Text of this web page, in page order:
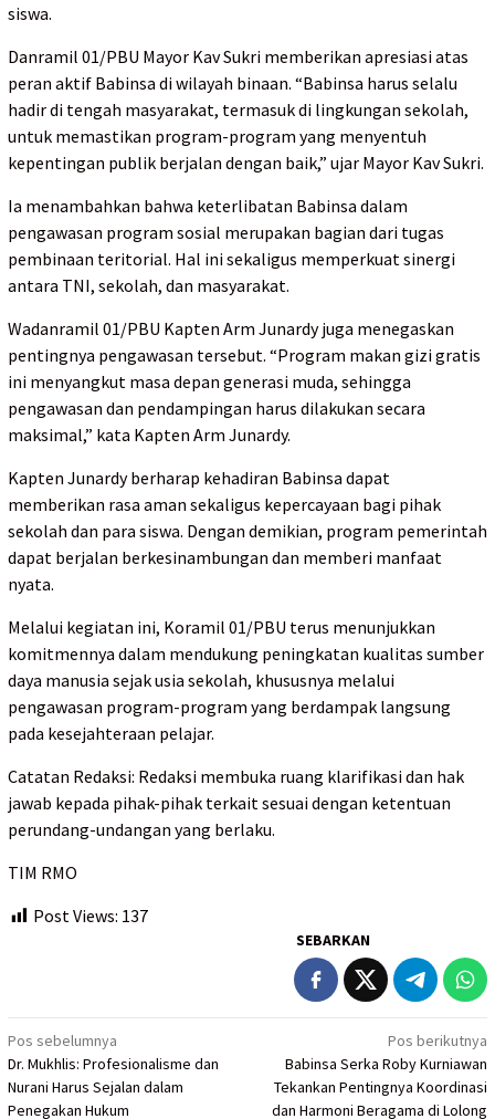
siswa.
Danramil 01/PBU Mayor Kav Sukri memberikan apresiasi atas
peran aktif Babinsa di wilayah binaan. “Babinsa harus selalu
hadir di tengah masyarakat, termasuk di lingkungan sekolah,
untuk memastikan program-program yang menyentuh
kepentingan publik berjalan dengan baik,” ujar Mayor Kav Sukri.
Ia menambahkan bahwa keterlibatan Babinsa dalam
pengawasan program sosial merupakan bagian dari tugas
pembinaan teritorial. Hal ini sekaligus memperkuat sinergi
antara TNI, sekolah, dan masyarakat.
Wadanramil 01/PBU Kapten Arm Junardy juga menegaskan
pentingnya pengawasan tersebut. “Program makan gizi gratis
ini menyangkut masa depan generasi muda, sehingga
pengawasan dan pendampingan harus dilakukan secara
maksimal,” kata Kapten Arm Junardy.
Kapten Junardy berharap kehadiran Babinsa dapat
memberikan rasa aman sekaligus kepercayaan bagi pihak
sekolah dan para siswa. Dengan demikian, program pemerintah
dapat berjalan berkesinambungan dan memberi manfaat
nyata.
Melalui kegiatan ini, Koramil 01/PBU terus menunjukkan
komitmennya dalam mendukung peningkatan kualitas sumber
daya manusia sejak usia sekolah, khususnya melalui
pengawasan program-program yang berdampak langsung
pada kesejahteraan pelajar.
Catatan Redaksi: Redaksi membuka ruang klarifikasi dan hak
jawab kepada pihak-pihak terkait sesuai dengan ketentuan
perundang-undangan yang berlaku.
TIM RMO
Post Views: 137
SEBARKAN
Navigasi
pos
Pos sebelumnya
Dr. Mukhlis: Profesionalisme dan
Nurani Harus Sejalan dalam
Penegakan Hukum
Pos berikutnya
Babinsa Serka Roby Kurniawan
Tekankan Pentingnya Koordinasi
dan Harmoni Beragama di Lolong